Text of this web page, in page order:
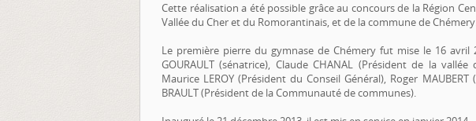
Cette réalisation a été possible grâce au concours de la Région
Vallée du Cher et du Romorantinais, et de la commune de
Le première pierre du gymnase de Chémery fut mise le 16 avril
GOURAULT (sénatrice), Claude CHANAL (Président de la
Maurice LEROY (Président du Conseil Général), Roger
BRAULT (Président de la Communauté de communes).